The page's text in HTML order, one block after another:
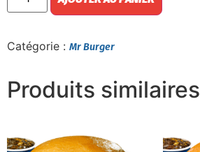
Catégorie : Mr Burger
Produits similaires